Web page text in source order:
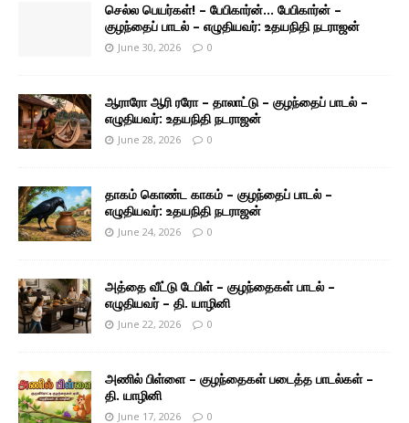
செல்ல பெயர்கள்! – பேபிகார்ன்… பேபிகார்ன் –
குழந்தைப் பாடல் – எழுதியவர்: உதயநிதி நடராஜன்
June 30, 2026 0
ஆராரோ ஆரி ரரோ – தாலாட்டு – குழந்தைப் பாடல் –
எழுதியவர்: உதயநிதி நடராஜன்
June 28, 2026 0
தாகம் கொண்ட காகம் – குழந்தைப் பாடல் –
எழுதியவர்: உதயநிதி நடராஜன்
June 24, 2026 0
அத்தை வீட்டு டேபிள் – குழந்தைகள் பாடல் –
எழுதியவர் – தி. யாழினி
June 22, 2026 0
அணில் பிள்ளை – குழந்தைகள் படைத்த பாடல்கள் –
தி. யாழினி
June 17, 2026 0